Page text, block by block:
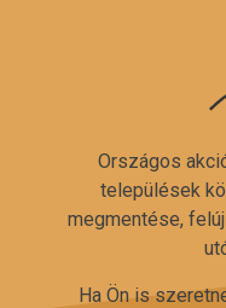
Országos
települések
megmentése,
Ha Ön is